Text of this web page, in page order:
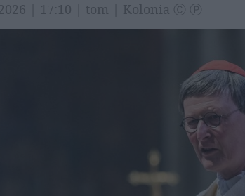
| 17:10 | tom | Kolonia Ⓒ Ⓟ